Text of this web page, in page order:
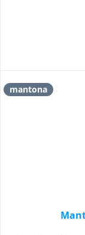
mantona